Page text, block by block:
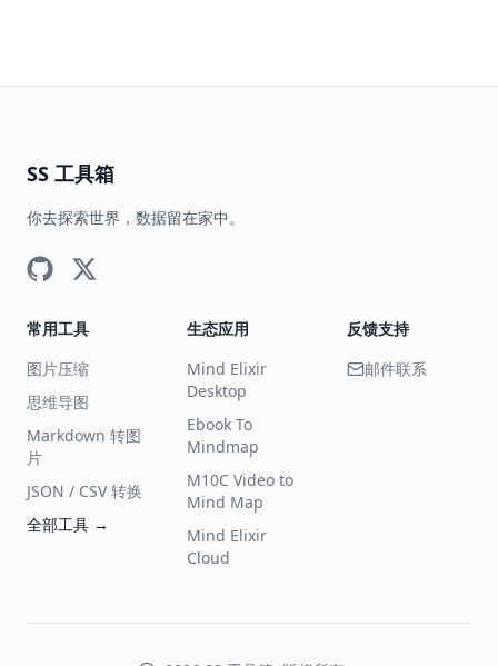
SS 工具箱
你去探索世界，数据留在家中。
常用工具
图片压缩
思维导图
Markdown 转图
片
JSON / CSV 转换
全部工具 →
生态应用
Mind Elixir
Desktop
Ebook To
Mindmap
M10C Video to
Mind Map
Mind Elixir
Cloud
反馈支持
邮件联系